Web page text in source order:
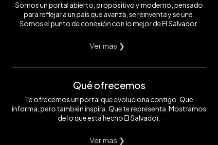
Somos un portal abierto, propositivo y moderno, pensado
para reflejar a un país que avanza, se reinventa y se une.
Somos el punto de conexión con lo mejor de El Salvador.
Ver mas ❯
Qué ofrecemos
Te ofrecemos un portal que evoluciona contigo. Que
informa, pero también inspira. Que te representa. Mostramos
de lo que está hecho El Salvador.
Ver mas ❯